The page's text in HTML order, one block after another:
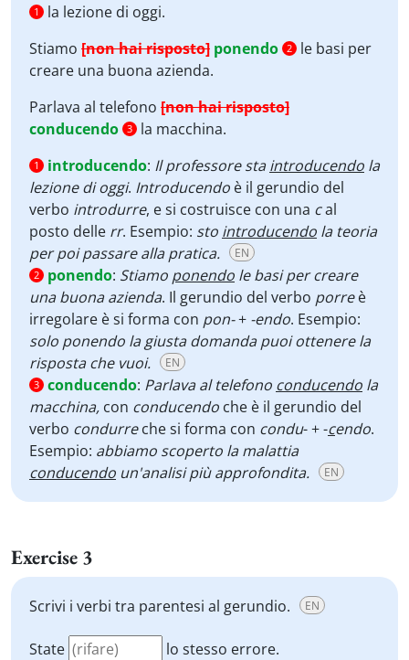
1
la lezione di oggi.
Stiamo [non hai risposto] ponendo 2
le basi per
creare una buona azienda.
Parlava al telefono [non hai risposto]
conducendo 3 la macchina.
1 introducendo: Il professore staintroducendo la
lezione di oggi. Introducendo è il gerundio del
verbo introdurre, e si costruisce con una cal
posto delle rr. Esempio: sto introducendo la teoria
per poi passare alla pratica.
EN
2 ponendo: Stiamo ponendo le basi per creare
una buona azienda. Il gerundio del verbo porreè
irregolare è si forma con pon-+ -endo. Esempio:
solo ponendo la giusta domanda puoi ottenere la
risposta che vuoi.
EN
3 conducendo: Parlava al telefono conducendo la
macchina, con conducendo che è il gerundio del
verbo condurreche si forma con condu- + -cendo.
Esempio: abbiamo scoperto la malattia
conducendo un'analisi più approfondita. EN
Exercise 3
Scrivi i verbi tra parentesi al gerundio. EN
State lo stesso errore.